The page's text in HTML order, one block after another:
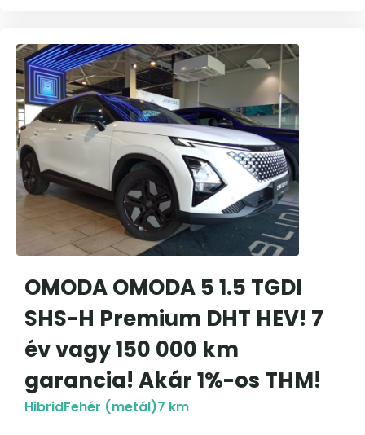
OMODA OMODA 5 1.5 TGDI
SHS-H Premium DHT HEV! 7
év vagy 150 000 km
garancia! Akár 1%-os THM!
HibridFehér (metál)7 km